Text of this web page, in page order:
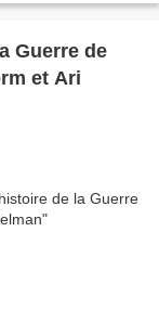
Guerre de
et Ari